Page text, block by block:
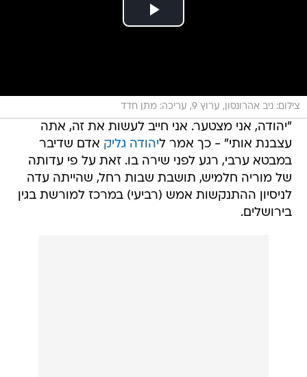
צילום: ניב אהרונסון, ערוץ 9, עריכה: מתן חדד
"יהודה, אני מצטער. אני חייב לעשות את זה, אתה
עצבנת אותי" - כך אמר ליהודה גליק אדם שדיבר
במבטא ערבי, רגע לפני שירה בו. זאת על פי עדותה
של מוריה חלמיש, תושבת שבות רחל, שהייתה עדה
לניסיון ההתנקשות אמש (רביעי) במרכז למורשת בגין
בירושלים.